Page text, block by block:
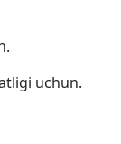
uchun.